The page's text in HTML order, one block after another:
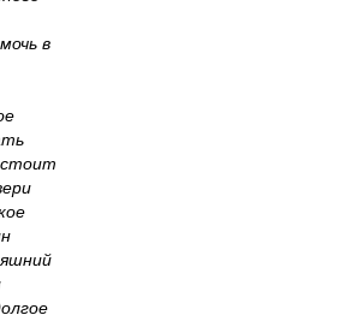
в
стоит